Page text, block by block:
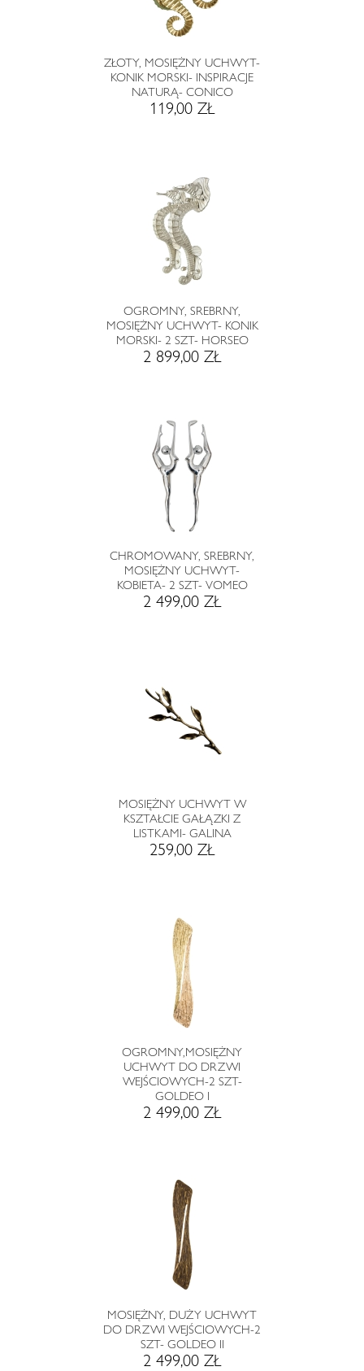
ZŁOTY, MOSIĘŻNY UCHWYT-
KONIK MORSKI- INSPIRACJE
NATURĄ- CONICO
119,00 ZŁ
OGROMNY, SREBRNY,
MOSIĘŻNY UCHWYT- KONIK
MORSKI- 2 SZT- HORSEO
2 899,00 ZŁ
CHROMOWANY, SREBRNY,
MOSIĘŻNY UCHWYT-
KOBIETA- 2 SZT- VOMEO
2 499,00 ZŁ
MOSIĘŻNY UCHWYT W
KSZTAŁCIE GAŁĄZKI Z
LISTKAMI- GALINA
259,00 ZŁ
OGROMNY,MOSIĘŻNY
UCHWYT DO DRZWI
WEJŚCIOWYCH-2 SZT-
GOLDEO I
2 499,00 ZŁ
MOSIĘŻNY, DUŻY UCHWYT
DO DRZWI WEJŚCIOWYCH-2
SZT- GOLDEO II
2 499,00 ZŁ